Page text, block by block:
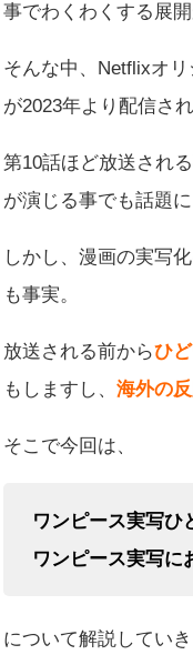
事でわくわくする展
そんな中、Netflixオリ
が2023年より配信さ
第10話ほど放送され
が演じる事でも話題
しかし、漫画の実写
も事実。
放送される前からひ
もしますし、 海外の
そこで今回は、
ワンピース実写ひ
ワンピース実写に
について解説していき